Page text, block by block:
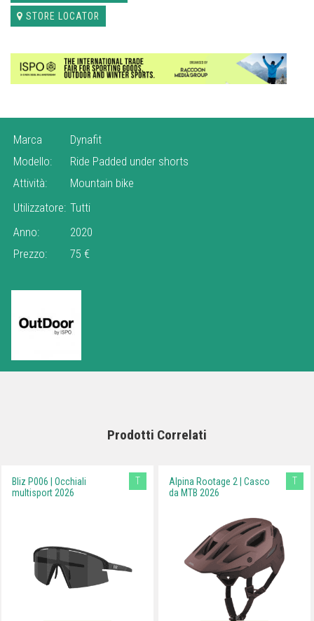
STORE LOCATOR
Marca
Dynafit
Modello:
Ride Padded under shorts
Attività:
Mountain bike
Utilizzatore: Tutti
Anno:
2020
Prezzo:
75 €
Prodotti Correlati
Bliz P006 | Occhiali
multisport 2026
T
Alpina Rootage 2 | Casco
da MTB 2026
T